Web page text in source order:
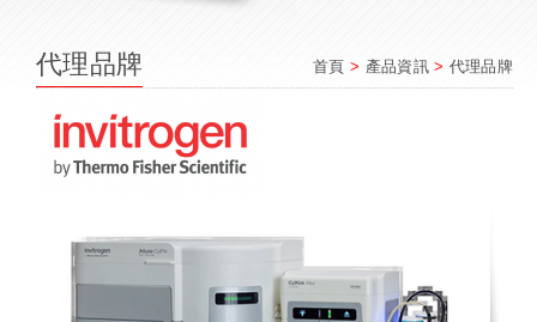
代理品牌 首頁 > 產品資訊> 代理品牌